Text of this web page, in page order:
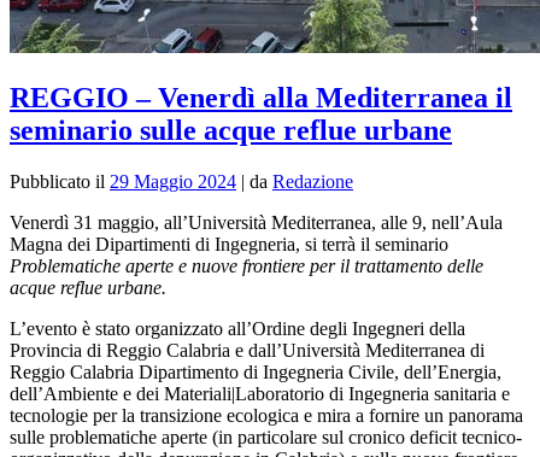
REGGIO – Venerdì alla Mediterranea il
seminario sulle acque reflue urbane
Pubblicato il 29 Maggio 2024 | da Redazione
Venerdì 31 maggio, all’Università Mediterranea, alle 9, nell’Aula
Magna dei Dipartimenti di Ingegneria, si terrà il seminario
Problematiche aperte e nuove frontiere per il trattamento delle
acque reflue urbane.
L’evento è stato organizzato all’Ordine degli Ingegneri della
Provincia di Reggio Calabria e dall’Università Mediterranea di
Reggio Calabria Dipartimento di Ingegneria Civile, dell’Energia,
dell’Ambiente e dei Materiali|Laboratorio di Ingegneria sanitaria e
tecnologie per la transizione ecologica e mira a fornire un panorama
sulle problematiche aperte (in particolare sul cronico deficit tecnico-